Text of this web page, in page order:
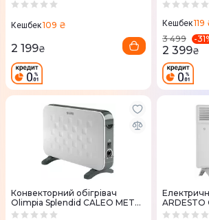
Кешбек109 ₴
2 199₴
Кешбек119
3 499
-31
2 399₴
Конвекторний обігрівач
Olimpia Splendid CALEO METAL
(99296)
ARDESTO
1000 Вт,